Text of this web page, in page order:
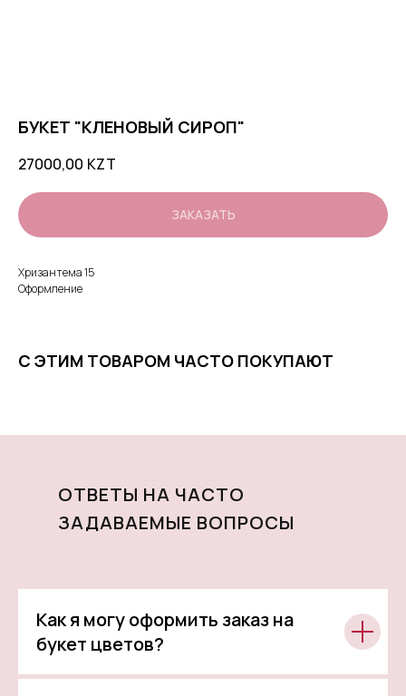
БУКЕТ "КЛЕНОВЫЙ СИРОП"
27000,00 KZT
ЗАКАЗАТЬ
Хризантема 15
Оформление
С ЭТИМ ТОВАРОМ ЧАСТО ПОКУПАЮТ
ОТВЕТЫ НА ЧАСТО
ЗАДАВАЕМЫЕ ВОПРОСЫ
Как я могу оформить заказ на
букет цветов?